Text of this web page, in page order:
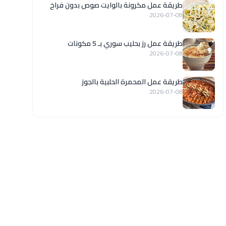
طريقة عمل مكرونة بالوايت صوص بدون فراخ
2026-07-08
طريقة عمل رز بحليب سوري بـ 5 مكونات
2026-07-08
طريقة عمل المحمرة الحلبية بالجوز
2026-07-08